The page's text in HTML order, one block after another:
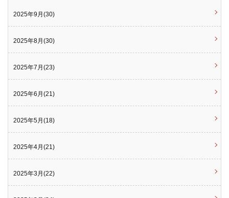
2025年9月(30)
2025年8月(30)
2025年7月(23)
2025年6月(21)
2025年5月(18)
2025年4月(21)
2025年3月(22)